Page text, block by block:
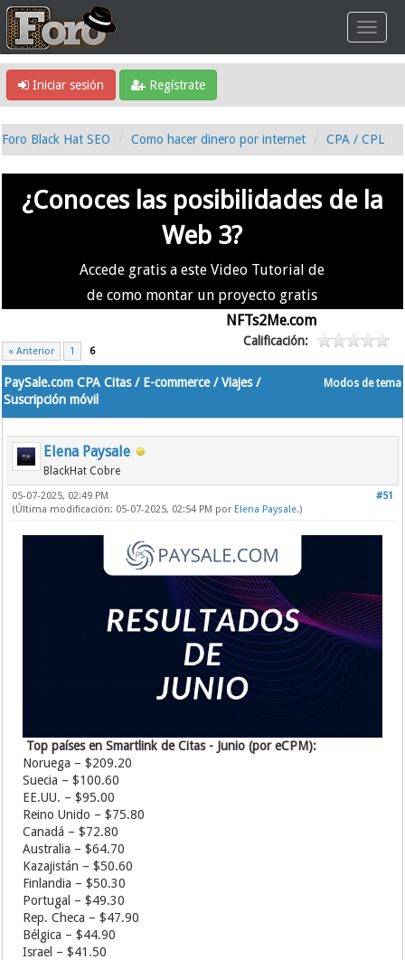
Iniciar sesión Regístrate
Foro Black Hat SEO Como hacer dinero por internet CPA / CPL
¿Conoces las posibilidades de la
Web 3?
Accede gratis a este Video Tutorial de
de como montar un proyecto gratis
NFTs2Me.com
« Anterior 1 6
Calificación:
Modos de tema
PaySale.com CPA Citas / E-commerce / Viajes /
Suscripción móvil
Elena Paysale
BlackHat Cobre
#51
05-07-2025, 02:49 PM
(Última modificación: 05-07-2025, 02:54 PM por Elena Paysale.)
Top países en Smartlink de Citas - Junio (por eCPM):
Noruega – $209.20
Suecia – $100.60
EE.UU. – $95.00
Reino Unido – $75.80
Canadá – $72.80
Australia – $64.70
Kazajistán – $50.60
Finlandia – $50.30
Portugal – $49.30
Rep. Checa – $47.90
Bélgica – $44.90
Israel – $41.50